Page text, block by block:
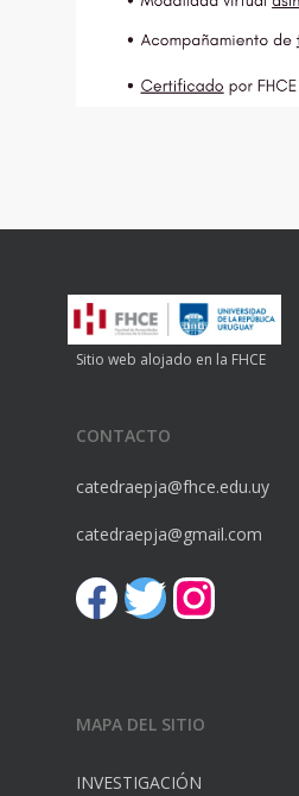
CURSO DE EDUCACIÓN
Sitio web alojado en la FHCE
CONTACTO
catedraepja@fhce.edu.uy
catedraepja@gmail.com
MAPA DEL SITIO
INVESTIGACIÓN